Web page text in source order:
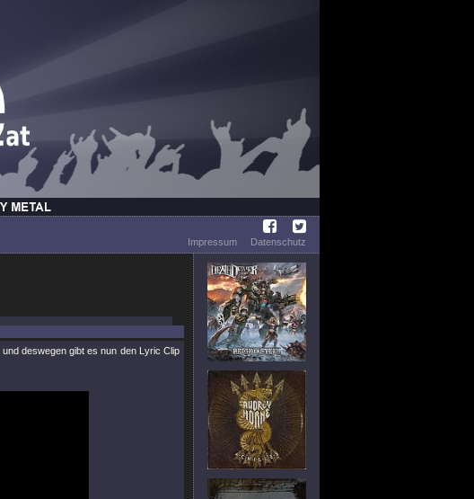
Impressum
Datenschutz
und deswegen gibt es nun den Lyric Clip